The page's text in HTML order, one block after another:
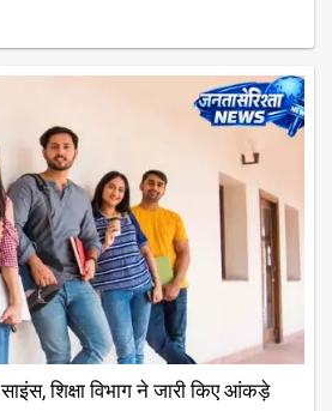
शिक्षा विभाग ने जारी किए आंकड़े